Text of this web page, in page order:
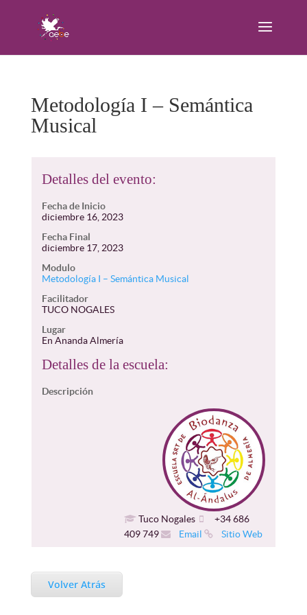
Metodología I – Semántica
Musical
Detalles del evento:
Fecha de Inicio
diciembre 16, 2023
Fecha Final
diciembre 17, 2023
Modulo
Metodología I – Semántica Musical
Facilitador
TUCO NOGALES
Lugar
En Ananda Almería
Detalles de la escuela:
Descripción
Tuco Nogales
+34 686
409 749
Email Sitio Web
Volver Atrás